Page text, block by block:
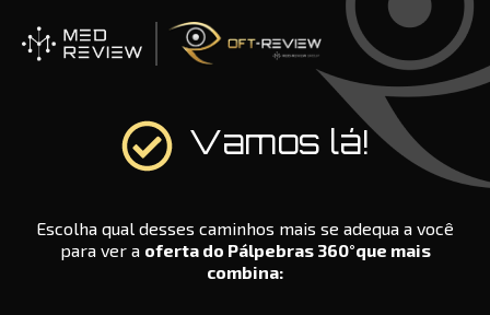
para
Vamos lá!
Escolha qual desses caminhos mais se adequa a você
para ver a oferta do Pálpebras 360°que mais
combina: